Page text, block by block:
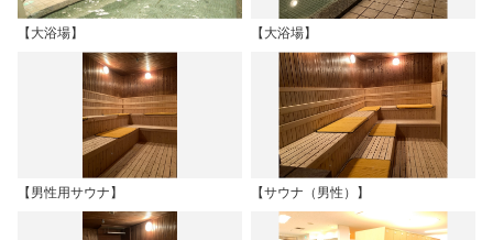
【大浴場】 【大浴場】
【男性用サウナ】 【サウナ（男性）】